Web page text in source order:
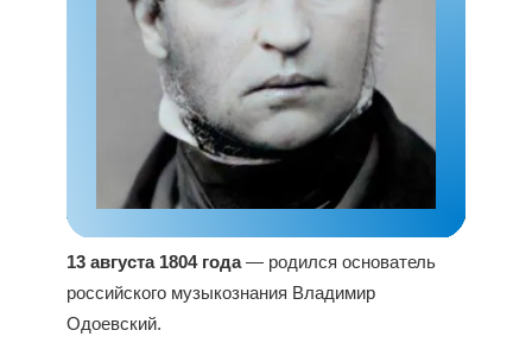
13 августа 1804 года— родился основатель
российского музыкознания Владимир
Одоевский.